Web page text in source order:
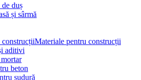
duș
și sârmă
Materiale pentru construcții
aditivi
beton
sudură